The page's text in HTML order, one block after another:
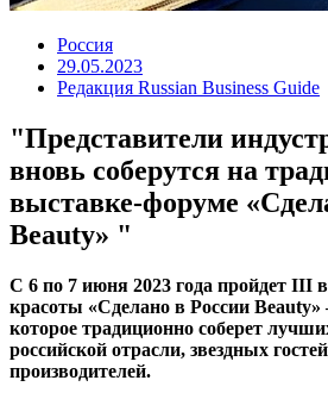
Россия
29.05.2023
Редакция Russian Business Guide
"Представители
вновь соберутся на
выставке-форуме
Beauty» "
С 6 по 7 июня 2023 года пройдет III
красоты «Сделано в России
которое традиционно соберет
российской отрасли, звездных
производителей.